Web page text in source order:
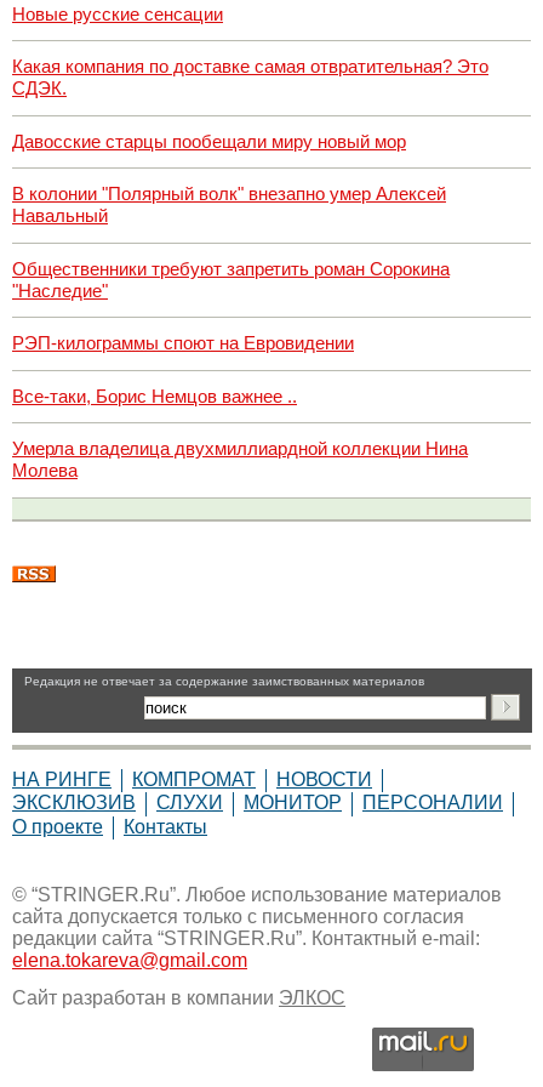
Новые русские сенсации
Какая компания по доставке самая отвратительная? Это
СДЭК.
Давосские старцы пообещали миру новый мор
В колонии "Полярный волк" внезапно умер Алексей
Навальный
Общественники требуют запретить роман Сорокина
"Наследие"
РЭП-килограммы споют на Евровидении
Все-таки, Борис Немцов важнее ..
Умерла владелица двухмиллиардной коллекции Нина
Молева
Pедакция не отвечает за содержание заимствованных материалов
НА РИНГЕ КОМПРОМАТ
НОВОСТИ
ЭКСКЛЮЗИВ
СЛУХИ МОНИТОР
ПЕРСОНАЛИИ
О проекте
Контакты
© “STRINGER.Ru”. Любое использование материалов
сайта допускается только с письменного согласия
редакции сайта “STRINGER.Ru”. Контактный e-mail:
elena.tokareva@gmail.com
Сайт разработан в компании ЭЛКОС